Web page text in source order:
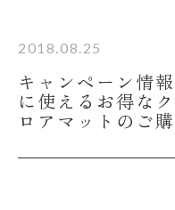
2018.08.25
キャンペーン情
に使えるお得な
ロアマットのご